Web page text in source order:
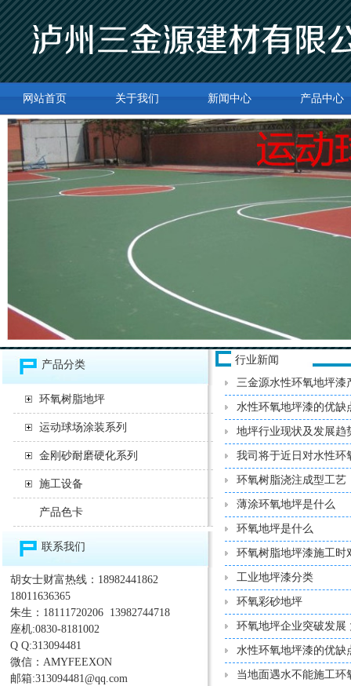
网站首页 关于我们 新闻中心 产品中心
产品分类
环氧树脂地坪
运动球场涂装系列
金刚砂耐磨硬化系列
施工设备
产品色卡
联系我们
胡女士财富热线：18982441862
18011636365
朱生：18111720206 13982744718
座机:0830-8181002
Q Q:313094481
微信：AMYFEEXON
邮箱:313094481@qq.com
行业新闻
三金源水性环氧地坪漆
水性环氧地坪漆的优缺
地坪行业现状及发展趋
我司将于近日对水性环
环氧树脂浇注成型工艺
薄涂环氧地坪是什么
环氧地坪是什么
环氧树脂地坪漆施工时
工业地坪漆分类
环氧彩砂地坪
环氧地坪企业突破发展
水性环氧地坪漆的优缺
当地面遇水不能施工环